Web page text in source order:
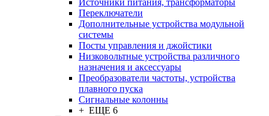
Источники питания, трансформаторы
Переключатели
Дополнительные устройства модульной
системы
Посты управления и джойстики
Низковольтные устройства различного
назначения и аксессуары
Преобразователи частоты, устройства
плавного пуска
Сигнальные колонны
+ ЕЩЕ 6